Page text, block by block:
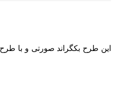
این طرح بکگراند صورتی و با